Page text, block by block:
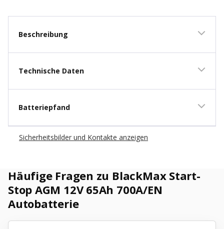
Beschreibung
Technische Daten
Batteriepfand
Sicherheitsbilder und Kontakte anzeigen
Häufige Fragen zu BlackMax Start-
Stop AGM 12V 65Ah 700A/EN
Autobatterie